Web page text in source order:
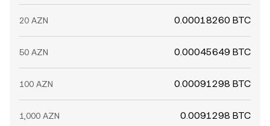
20 AZN 0.00018260 BTC
50 AZN 0.00045649 BTC
100 AZN 0.00091298 BTC
1,000 AZN 0.0091298 BTC